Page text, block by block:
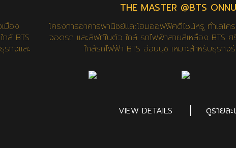
มือง
ล้ BTS
รกิจและ
THE MASTER @BTS
โครงการอาคารพานิชย์และโฮมออฟฟิศดีไซน์หรู ทำเลโ
จอดรถ และลิฟท์ในตัว ใกล้ รถไฟฟ้าสายสีเหลือง BTS
ใกล้รถไฟฟ้า BTS อ่อนนุช เหมาะสำหรับธุรกิจ
VIEW DETAILS ดูรายล